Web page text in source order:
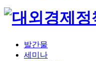
발간물
세미나